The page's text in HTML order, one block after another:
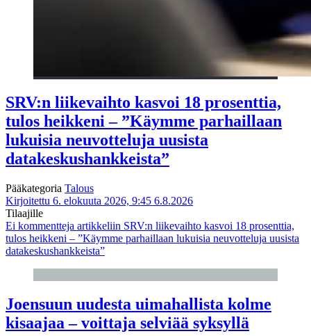
SRV:n liikevaihto kasvoi 18 prosenttia,
tulos heikkeni – ”Käymme parhaillaan
lukuisia neuvotteluja uusista
datakeskushankkeista”
Pääkategoria Talous
Kirjoitettu 6. elokuuta 2026, 9:45 6.8.2026
Tilaajille
Ei kommentteja artikkeliin SRV:n liikevaihto kasvoi 18 prosenttia,
tulos heikkeni – ”Käymme parhaillaan lukuisia neuvotteluja uusista
datakeskushankkeista”
Joensuun uudesta uimahallista kolme
kisaajaa – voittaja selviää syksyllä